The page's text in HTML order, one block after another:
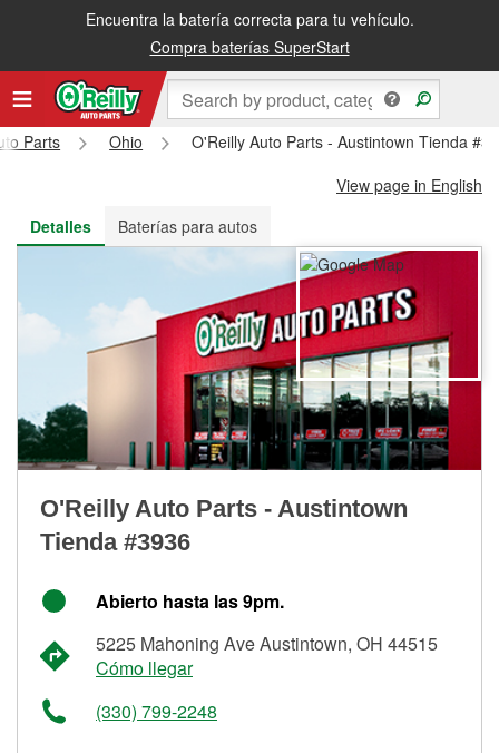
Encuentra la batería correcta para tu vehículo.
Compra baterías SuperStart
Recibe tu orden gratis al día siguiente o recógela en la tienda
Parts Ohio
O'Reilly Auto Parts - Austintown Tienda
View page in English
Detalles
Baterías para autos
O'Reilly Auto Parts - Austintown
Tienda #3936
Abierto hasta las 9pm.
5225 Mahoning Ave Austintown, OH 44515
Cómo llegar
(330) 799-2248